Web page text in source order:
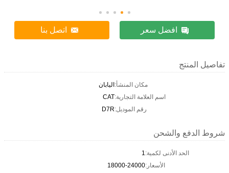
افضل سعر اتصل بنا
تفاصيل المنتج
مكان المنشأ:اليابان
اسم العلامة التجارية:CAT
رقم الموديل:D7R
شروط الدفع والشحن
الحد الأدنى لكمية:1
الأسعار:18000-24000